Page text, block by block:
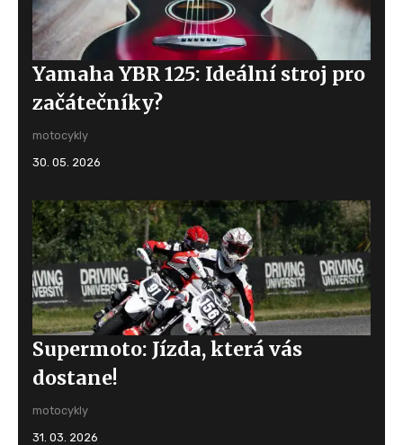
Yamaha YBR 125: Ideální stroj pro
začátečníky?
motocykly
30. 05. 2026
Supermoto: Jízda, která vás
dostane!
motocykly
31. 03. 2026